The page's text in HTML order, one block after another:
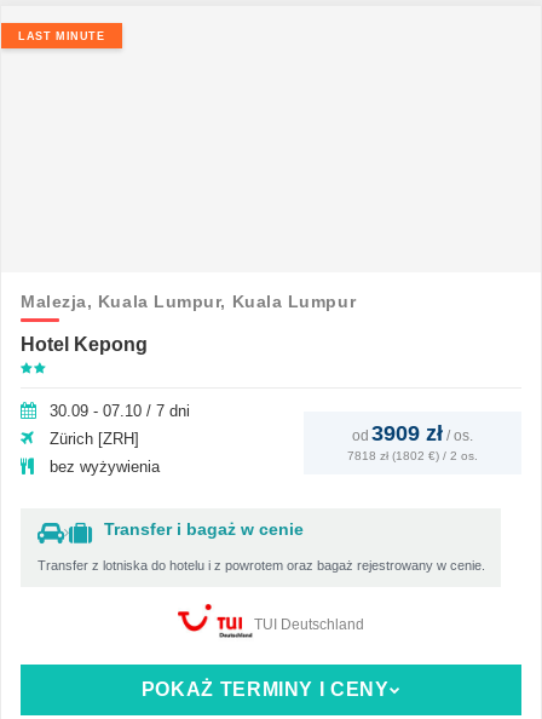
LAST MINUTE
Malezja, Kuala Lumpur, Kuala Lumpur
Hotel Kepong
30.09 - 07.10 / 7 dni
Zürich [ZRH]
bez wyżywienia
Transfer i bagaż w cenie
Transfer z lotniska do hotelu i z powrotem oraz bagaż rejestrowany w cenie.
od 3909 zł / os.
7818 zł (1802 €) / 2 os.
POKAŻ TERMINY I CENY
TUI Deutschland